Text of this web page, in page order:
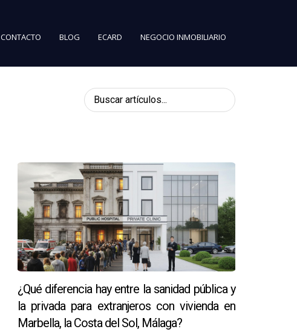
CONTACTO BLOG ECARD NEGOCIO INMOBILIARIO
¿Qué diferencia hay entre la sanidad pública y
la privada para extranjeros con vivienda en
Marbella, la Costa del Sol, Málaga?